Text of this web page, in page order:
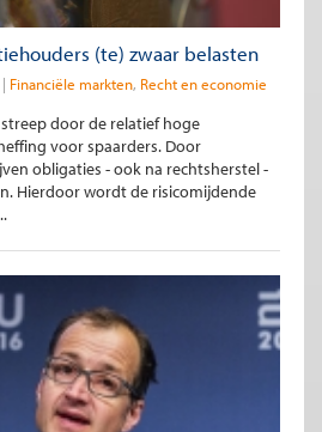
(te) zwaar belasten
Financiële markten Recht en economie
door de relatief hoge
voor spaarders. Door
obligaties - ook na rechtsherstel -
Hierdoor wordt de risicomijdende